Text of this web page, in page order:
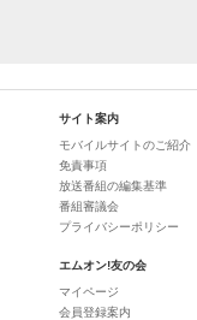
サイト案内
モバイルサイトのご紹介
免責事項
放送番組の編集基準
番組審議会
プライバシーポリシー
エムオン!友の会
マイページ
会員登録案内